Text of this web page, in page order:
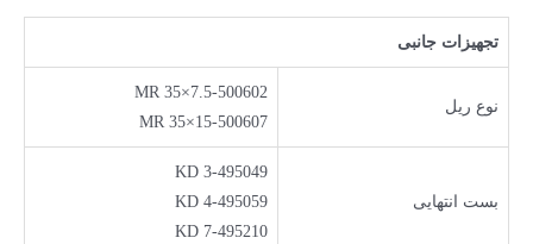
تجهیزات جانبی
نوع ریل
MR 35×7.5-500602
MR 35×15-500607
بست انتهایی
KD 3-495049
KD 4-495059
KD 7-495210